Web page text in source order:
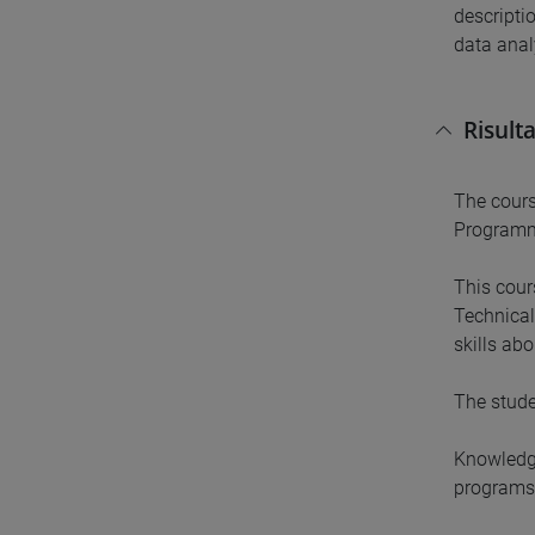
data
The
This
skills
The